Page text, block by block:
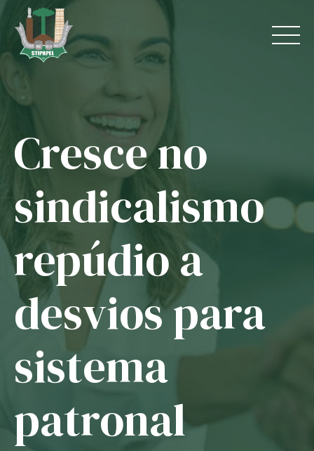
content
Jurídico
Convênios
Guias
Notícias
Associe-se
Cresce no
sindicalismo
repúdio a
desvios para
sistema
patronal